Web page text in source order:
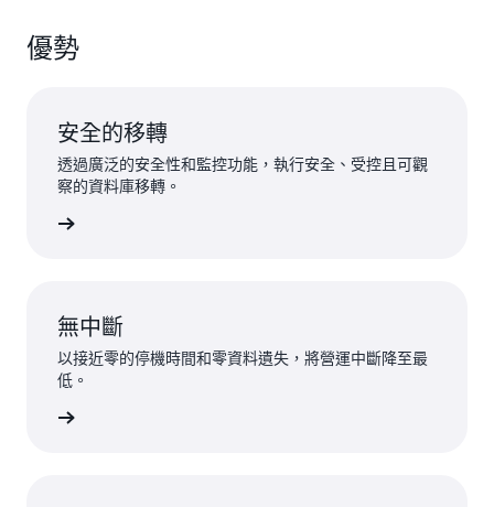
優勢
安全的移轉
透過廣泛的安全性和監控功能，執行安全、受控且可觀
察的資料庫移轉。
無中斷
以接近零的停機時間和零資料遺失，將營運中斷降至最
低。